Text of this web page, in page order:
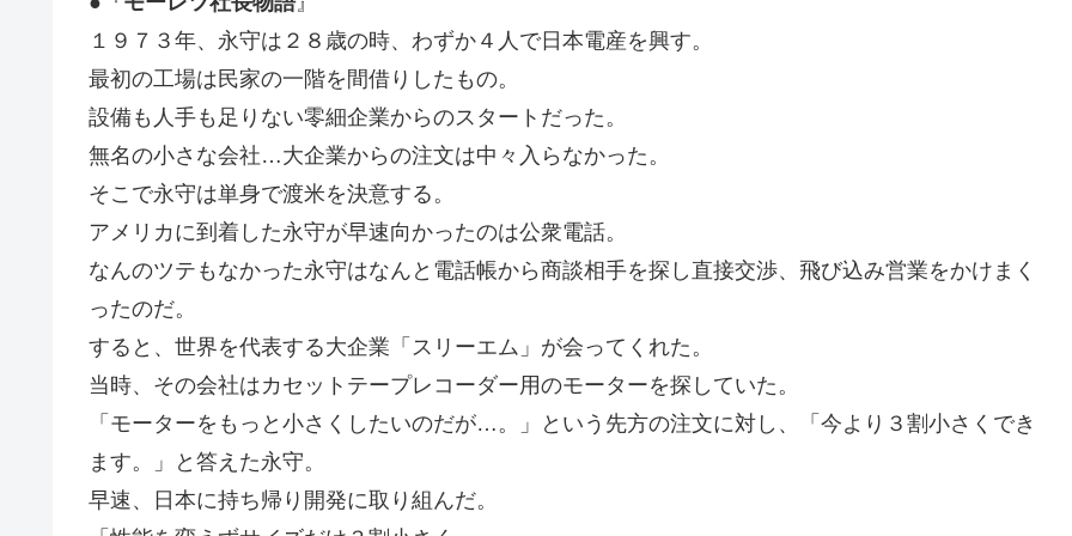
１９７３年、永守は２８歳の時、わずか４人で日本電産を興す。
最初の工場は民家の一階を間借りしたもの。
設備も人手も足りない零細企業からのスタートだった。
無名の小さな会社…大企業からの注文は中々入らなかった。
そこで永守は単身で渡米を決意する。
アメリカに到着した永守が早速向かったのは公衆電話。
なんのツテもなかった永守はなんと電話帳から商談相手を探し直接交渉、飛び込み営業をかけまく
ったのだ。
すると、世界を代表する大企業「スリーエム」が会ってくれた。
当時、その会社はカセットテープレコーダー用のモーターを探していた。
「モーターをもっと小さくしたいのだが…。」という先方の注文に対し、「今より３割小さくでき
ます。」と答えた永守。
早速、日本に持ち帰り開発に取り組んだ。